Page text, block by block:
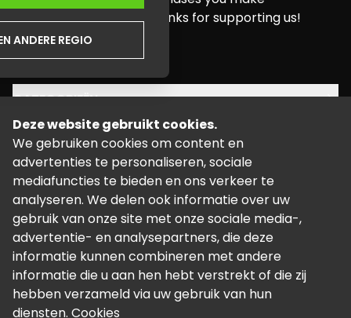
Deze website gebruikt cookies.
We gebruiken cookies om content en
advertenties te personaliseren, sociale
mediafuncties te bieden en ons verkeer te
analyseren. We delen ook informatie over uw
gebruik van onze site met onze sociale media-,
advertentie- en analysepartners, die deze
informatie kunnen combineren met andere
informatie die u aan hen hebt verstrekt of die zij
hebben verzameld via uw gebruik van hun
diensten. Cookies
through this website. Thanks for supporting us!
youtubetwitterinstagram
CATEGORIEËN
JURIDISCH
STEUN
©2026Mogelijk gemaakt door Kalixo.
ANDERE REGIO